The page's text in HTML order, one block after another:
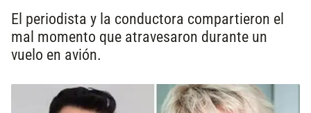
El periodista y la conductora compartieron el
mal momento que atravesaron durante un
vuelo en avión.